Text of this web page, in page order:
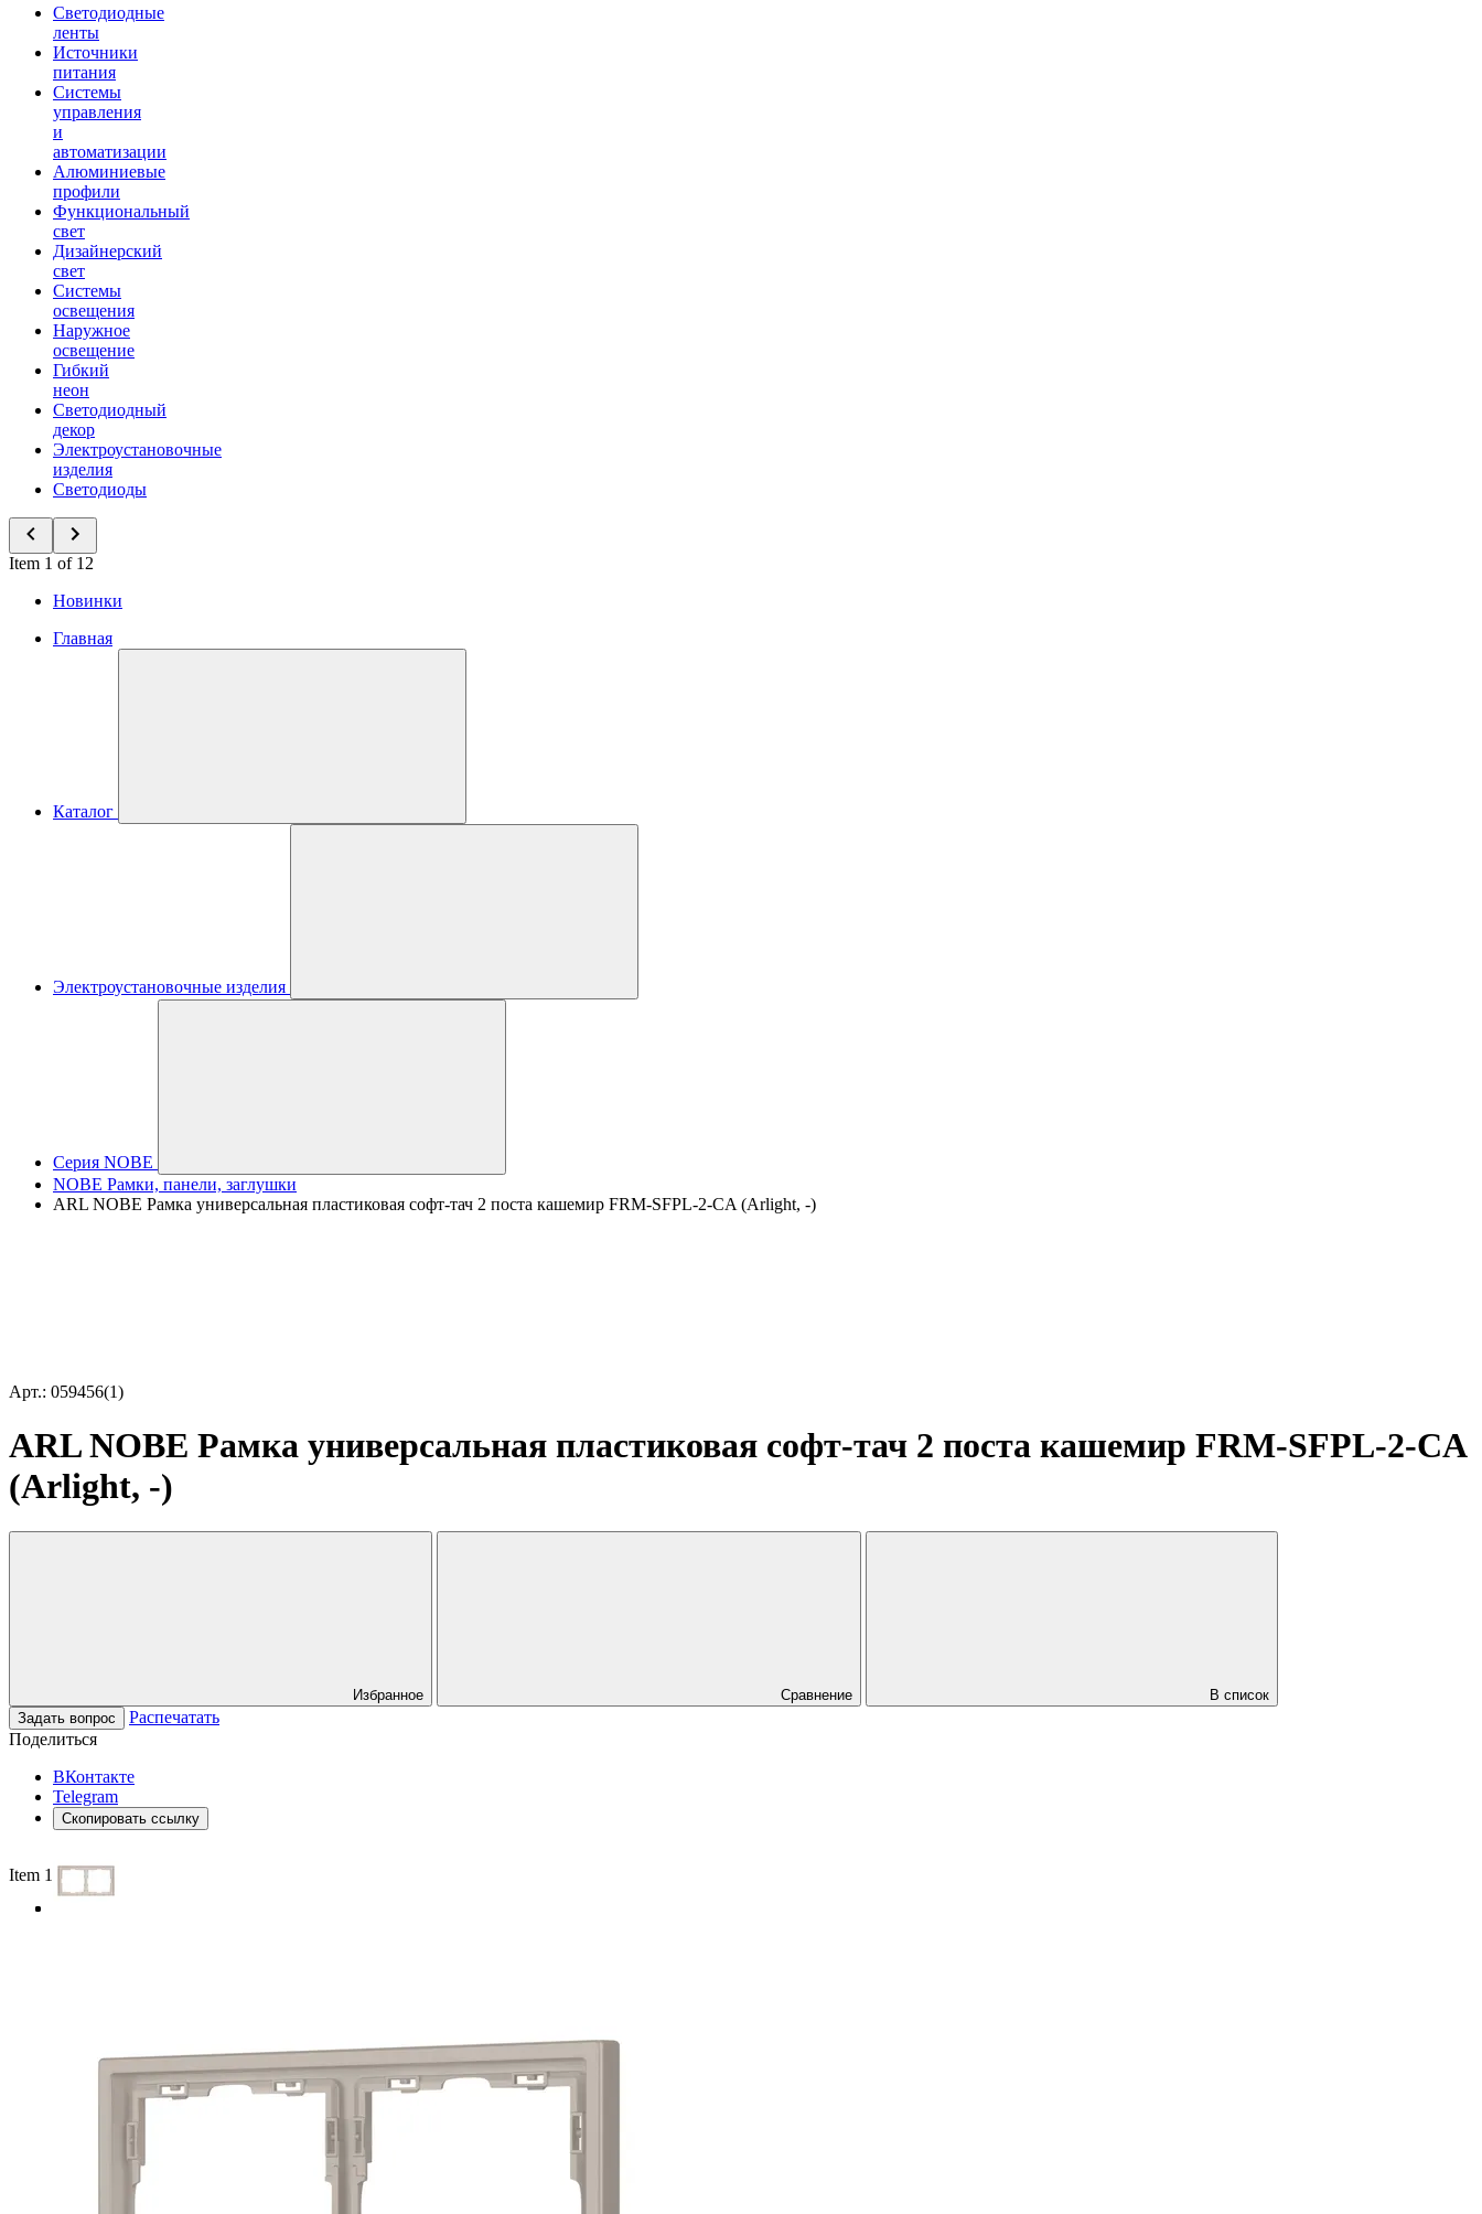
Светодиодные
ленты
Источники
питания
Системы
управления
и
автоматизации
Алюминиевые
профили
Функциональный
свет
Дизайнерский
свет
Системы
освещения
Наружное
освещение
Гибкий
неон
Светодиодный
декор
Электроустановочные
изделия
Светодиоды
Item 1 of 12
Новинки
Главная
Каталог
Электроустановочные изделия
Серия NOBE
NOBE Рамки, панели, заглушки
ARL NOBE Рамка универсальная пластиковая софт-тач 2 поста кашемир FRM-SFPL-2-CA (Arlight, -)
Арт.: 059456(1)
ARL NOBE Рамка универсальная пластиковая софт-тач 2 поста кашемир FRM-SFPL-2-CA
(Arlight, -)
Избранное Сравнение
В список
Задать вопрос
Распечатать
Поделиться
ВКонтакте
Telegram
Скопировать ссылку
Item 1 of 3